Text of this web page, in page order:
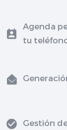
Agenda
tu
Gestión